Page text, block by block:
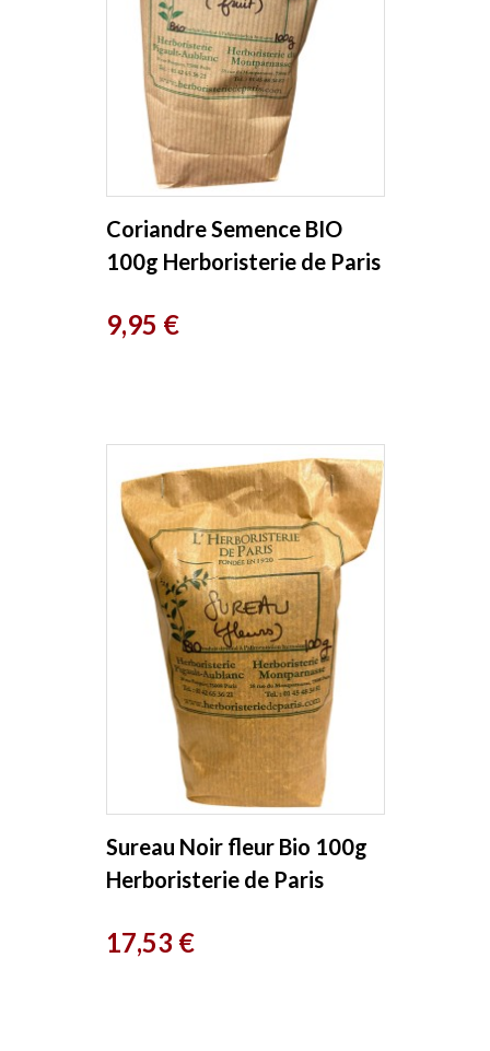
Coriandre Semence BIO
100g Herboristerie de Paris
Prix
9,95 €
Sureau Noir fleur Bio 100g
Herboristerie de Paris
Prix
17,53 €